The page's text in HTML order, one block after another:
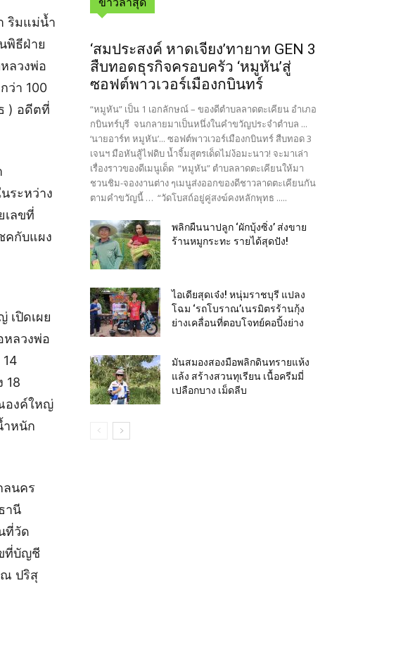
ริมแม่น้ำ
พิธีฝ่าย
ลวงพ่อ
ว่า 100
) อดีตที่
ระหว่าง
เลขที่
คกับแผง
เปิดเผย
ลวงพ่อ
18
องค์ใหญ่
ำหนัก
ลนคร
านี
ที่วัด
ที่บัญชี
ณ ปริสุ
‘สมประสงค์ หาดเจียง’ทายาท GEN 3
สืบทอดธุรกิจครอบครัว ‘หมูหัน’สู่
ซอฟต์พาวเวอร์เมืองกบินทร์
“หมูหัน” เป็น 1 เอกลักษณ์ – ของดีตำบลลาดตะเคียน อำเภอ
กบินทร์บุรี จนกลายมาเป็นหนึ่งในคำขวัญประจำตำบล ...
‘นายอาร์ท หมูหัน’... ซอฟต์พาวเวอร์เมืองกบินทร์ สืบทอด 3
เจนฯ มือหันสู้ไฟดิบ น้ำจิ้มสูตรเด็ดไม่ง้อมะนาว! จะมาเล่า
เรื่องราวของดีเมนูเด็ด “หมูหัน” ตำบลลาดตะเคียนให้มา
ชวนชิม-จองงานต่าง ๆเมนูส่งออกของดีชาวลาดตะเคียนกัน
ตามคำขวัญนี้ … “วัดโบสถ์อยู่คู่สงฆ์คงหลักพุทธ .....
พลิกผืนนาปลูก ‘ผักบุ้งซิ่ง’ ส่งขาย
ร้านหมูกระทะ รายได้สุดปัง!
ไอเดียสุดเจ๋ง! หนุ่มราชบุรี แปลง
โฉม ‘รถโบราณ’เนรมิตรร้านกุ้ง
ย่างเคลื่อนที่ตอบโจทย์คอปิ้งย่าง
มันสมองสองมือพลิกดินทรายแห้ง
แล้ง สร้างสวนทุเรียน เนื้อครีมมี่
เปลือกบาง เม็ดลีบ